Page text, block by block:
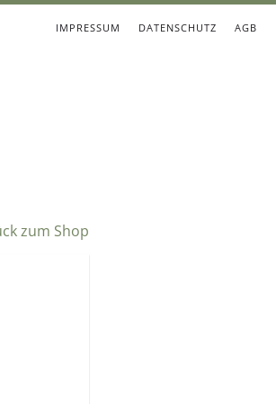
IMPRESSUM DATENSCHUTZ AGB
zum Shop